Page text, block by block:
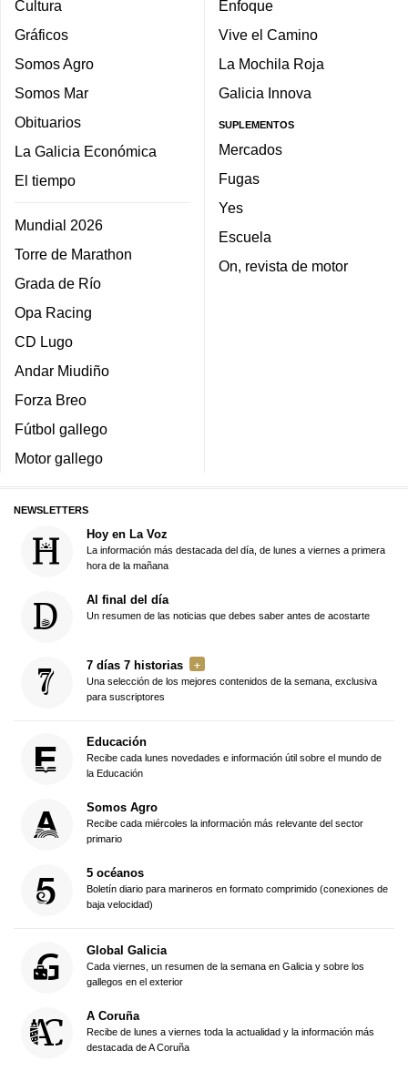
Cultura
Gráficos
Somos Agro
Somos Mar
Obituarios
La Galicia Económica
El tiempo
Mundial 2026
Torre de Marathon
Grada de Río
Opa Racing
CD Lugo
Andar Miudiño
Forza Breo
Fútbol gallego
Motor gallego
Enfoque
Vive el Camino
La Mochila Roja
Galicia Innova
SUPLEMENTOS
Mercados
Fugas
Yes
Escuela
On, revista de motor
NEWSLETTERS
Hoy en La Voz
La información más destacada del día, de lunes a viernes a primera
hora de la mañana
Al final del día
Un resumen de las noticias que debes saber antes de acostarte
7 días 7 historias
Una selección de los mejores contenidos de la semana, exclusiva
para suscriptores
Educación
Recibe cada lunes novedades e información útil sobre el mundo de
la Educación
Somos Agro
Recibe cada miércoles la información más relevante del sector
primario
5 océanos
Boletín diario para marineros en formato comprimido (conexiones de
baja velocidad)
Global Galicia
Cada viernes, un resumen de la semana en Galicia y sobre los
gallegos en el exterior
A Coruña
Recibe de lunes a viernes toda la actualidad y la información más
destacada de A Coruña